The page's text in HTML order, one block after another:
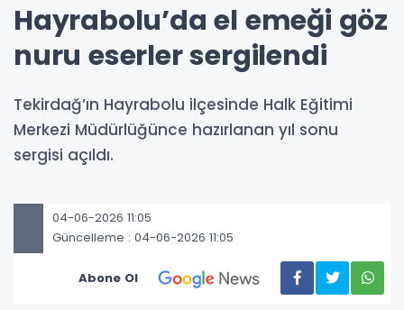
Hayrabolu’da el emeği göz
nuru eserler sergilendi
Tekirdağ’ın Hayrabolu ilçesinde Halk Eğitimi
Merkezi Müdürlüğünce hazırlanan yıl sonu
sergisi açıldı.
04-06-2026 11:05
Güncelleme : 04-06-2026 11:05
Abone Ol